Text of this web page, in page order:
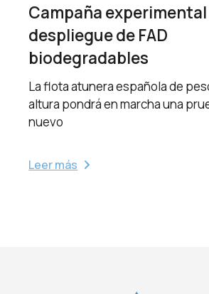
Campaña
despliegue de FAD
biodegradables
La flota atunera española de
altura pondrá en marcha una
nuevo
Leer más